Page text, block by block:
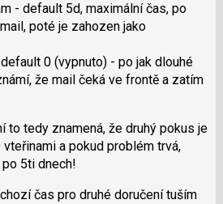
- default 5d, maximální čas, po
poté je zahozen jako
0 (vypnuto) - po jak dlouhé
že mail čeká ve frontě a zatím
to tedy znamená, že druhý pokus je
a pokud problém trvá,
5ti dnech!
čas pro druhé doručení tuším